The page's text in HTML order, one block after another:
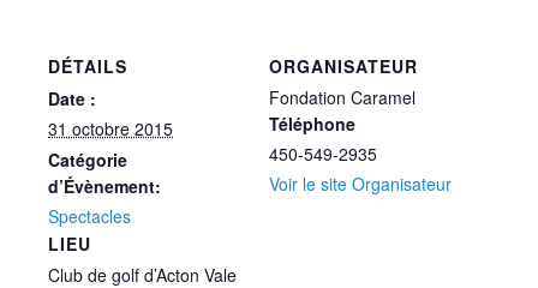
DÉTAILS
Date :
31 octobre 2015
Catégorie
d’Évènement:
Spectacles
LIEU
Club de golf d’Acton Vale
ORGANISATEUR
Fondation Caramel
Téléphone
450-549-2935
Voir le site Organisateur